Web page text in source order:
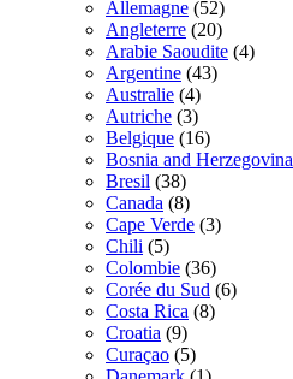
Allemagne (52)
Angleterre (20)
Arabie Saoudite (4)
Argentine (43)
Australie (4)
Autriche (3)
Belgique (16)
Bosnia and Herzegovina
Bresil (38)
Canada (8)
Cape Verde (3)
Chili (5)
Colombie (36)
Corée du Sud (6)
Costa Rica (8)
Croatia (9)
Curaçao (5)